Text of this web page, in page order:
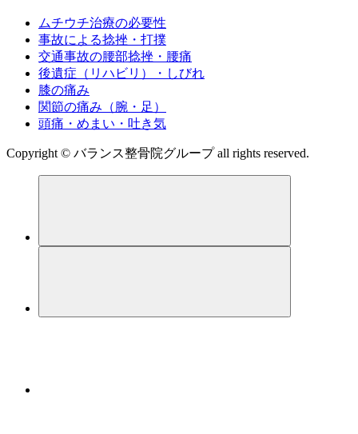
ムチウチ治療の必要性
事故による捻挫・打撲
交通事故の腰部捻挫・腰痛
後遺症（リハビリ）・しびれ
膝の痛み
関節の痛み（腕・足）
頭痛・めまい・吐き気
Copyright © バランス整骨院グループ all rights reserved.